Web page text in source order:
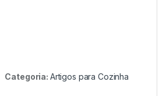
Categoria: Artigos para Cozinha